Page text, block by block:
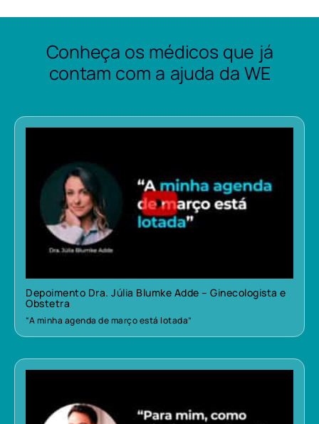
Conheça os médicos que já
contam com a ajuda da WE
Depoimento Dra. Júlia Blumke Adde – Ginecologista e
Obstetra
“A minha agenda de março está lotada”